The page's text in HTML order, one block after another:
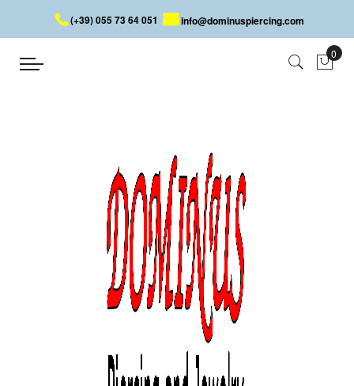
(+39) 055 73 64 051 info@dominuspiercing.com
TUNNEL IN OTTONE TRIBALE
TUNNEL IN OTTONE TRIBALE